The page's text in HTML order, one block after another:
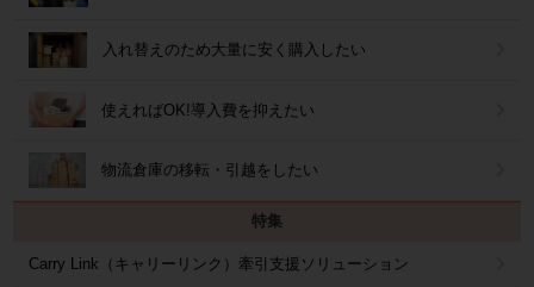
入れ替えのため大量に安く購入したい
使えればOK!導入費を抑えたい
物流倉庫の移転・引越をしたい
特集
Carry Link（キャリーリンク）牽引支援ソリューション